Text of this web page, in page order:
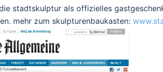
stadtskulptur als offizielles
mehr zum skulpturenbaukasten: